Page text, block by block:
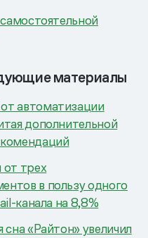
материалы
автоматизации
дополнительной
от трех
в пользу одного
канала на 8,8%
«Райтон» увеличил